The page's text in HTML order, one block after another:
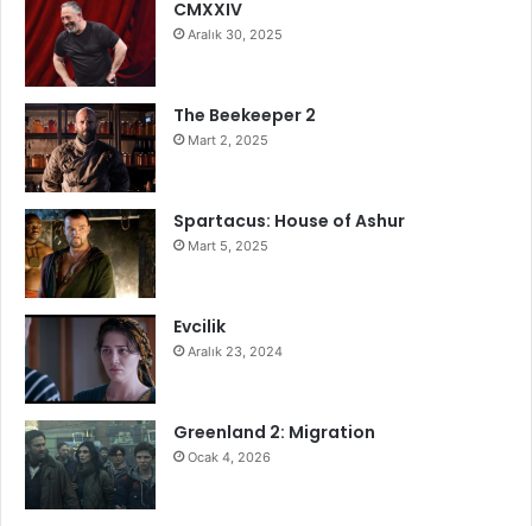
CMXXIV
Aralık 30, 2025
The Beekeeper 2
Mart 2, 2025
Spartacus: House of Ashur
Mart 5, 2025
Evcilik
Aralık 23, 2024
Greenland 2: Migration
Ocak 4, 2026